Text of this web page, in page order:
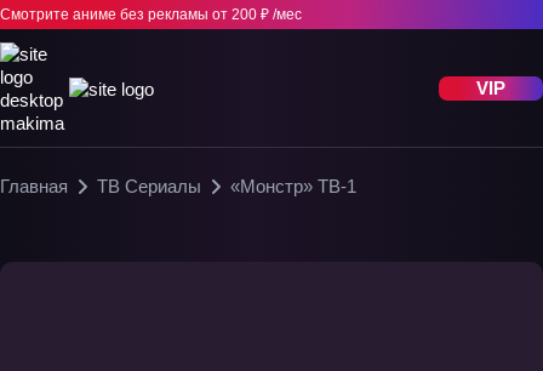
Смотрите аниме без рекламы от 200 ₽ /мес
VIP
Главная ТВ Сериалы «Монстр» ТВ-1